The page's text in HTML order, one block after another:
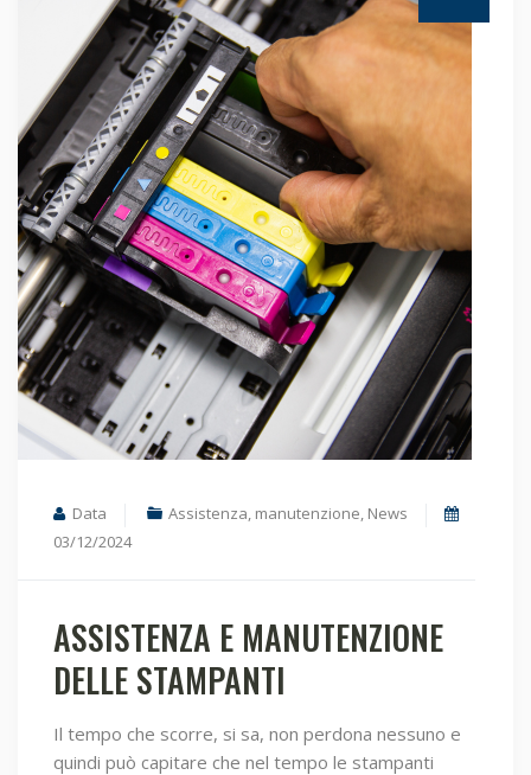
Data Assistenza, manutenzione, News
03/12/2024
ASSISTENZA E MANUTENZIONE
DELLE STAMPANTI
Il tempo che scorre, si sa, non perdona nessuno e
quindi può capitare che nel tempo le stampanti